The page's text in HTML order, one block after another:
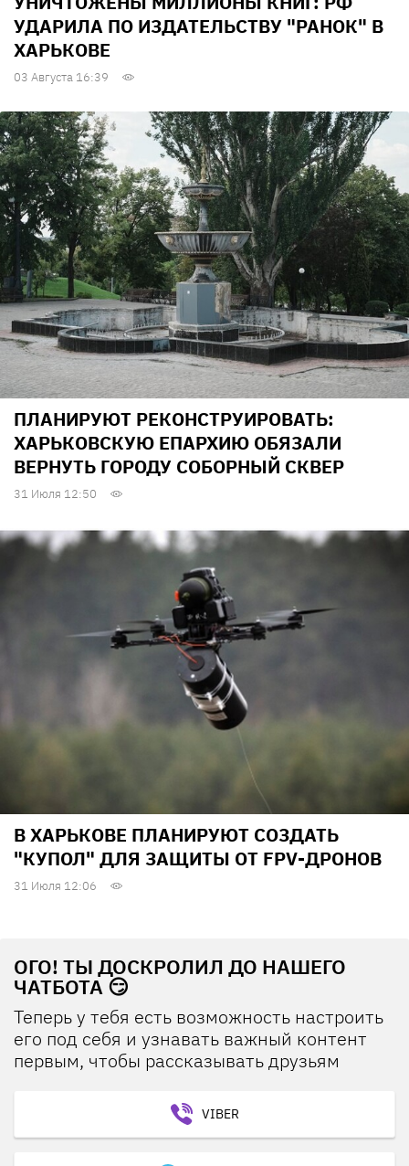
УДАРИЛА ПО ИЗДАТЕЛЬСТВУ "РАНОК" В
ХАРЬКОВЕ
03 Августа 16:39
ПЛАНИРУЮТ РЕКОНСТРУИРОВАТЬ:
ХАРЬКОВСКУЮ ЕПАРХИЮ ОБЯЗАЛИ
ВЕРНУТЬ ГОРОДУ СОБОРНЫЙ СКВЕР
31 Июля 12:50
В ХАРЬКОВЕ ПЛАНИРУЮТ СОЗДАТЬ
"КУПОЛ" ДЛЯ ЗАЩИТЫ ОТ FPV-ДРОНОВ
31 Июля 12:06
ОГО! ТЫ ДОСКРОЛИЛ ДО НАШЕГО
ЧАТБОТА 😏
Теперь у тебя есть возможность настроить
его под себя и узнавать важный контент
первым, чтобы рассказывать друзьям
VIBER